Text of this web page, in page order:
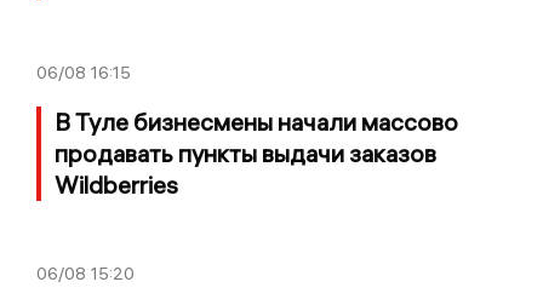
06/08 16:15
В Туле бизнесмены начали массово
продавать пункты выдачи заказов
Wildberries
06/08 15:20